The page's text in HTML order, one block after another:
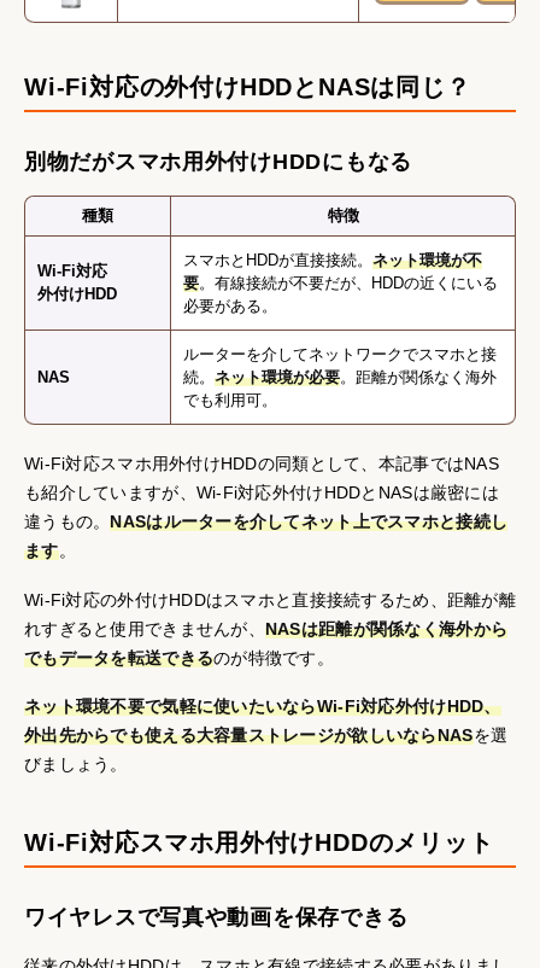
Wi-Fi対応の外付けHDDとNASは同じ？
別物だがスマホ用外付けHDDにもなる
種類 特徴
Wi-Fi対応
外付けHDD
スマホとHDDが直接接続。 ネット環境が不
要。有線接続が不要だが、HDDの近くにいる
必要がある。
NAS
ルーターを介してネットワークでスマホと接
続。 ネット環境が必要。距離が関係なく海外
でも利用可。
Wi-Fi対応スマホ用外付けHDDの同類として、本記事ではNAS
も紹介していますが、Wi-Fi対応外付けHDDとNASは厳密には
違うもの。NASはルーターを介してネット上でスマホと接続し
ます。
Wi-Fi対応の外付けHDDはスマホと直接接続するため、距離が離
れすぎると使用できませんが、 NASは距離が関係なく海外から
でもデータを転送できるのが特徴です。
ネット環境不要で気軽に使いたいならWi-Fi対応外付けHDD、
外出先からでも使える大容量ストレージが欲しいならNASを選
びましょう。
Wi-Fi対応スマホ用外付けHDDのメリット
ワイヤレスで写真や動画を保存できる